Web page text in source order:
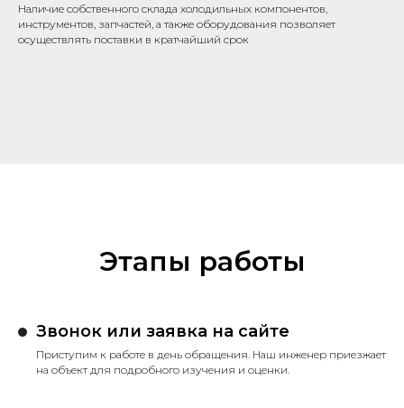
Наличие собственного склада холодильных компонентов,
инструментов, запчастей, а также оборудования позволяет
осуществлять поставки в кратчайший срок
Этапы работы
Звонок или заявка на сайте
Приступим к работе в день обращения. Наш инженер приезжает
на объект для подробного изучения и оценки.